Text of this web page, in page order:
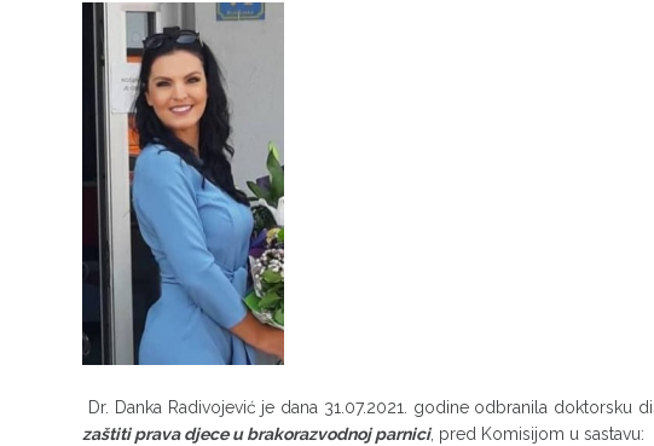
Dr. Danka Radivojević je dana 31.07.2021. godine odbranila doktorsku
zaštiti prava djece u brakorazvodnoj parnici, pred Komisijom u sastavu: